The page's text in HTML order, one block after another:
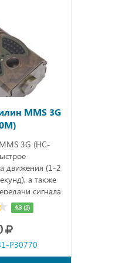
MMS 3G
3G (HC-
движения (1-2
а также
сигнала
получите в
4.3 (2)
P30770